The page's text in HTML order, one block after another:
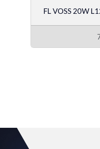
FL VOSS 20W